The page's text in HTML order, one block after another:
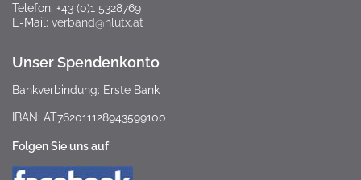
Telefon: +43 (0)1 5328769
E-Mail: verband@hlutx.at
Unser Spendenkonto
Bankverbindung: Erste Bank
IBAN: AT762011128943599100
Folgen Sie uns auf